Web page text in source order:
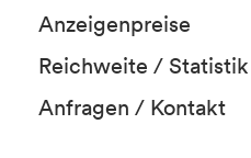
Anzeigenpreise
Reichweite / Statistik
Anfragen / Kontakt